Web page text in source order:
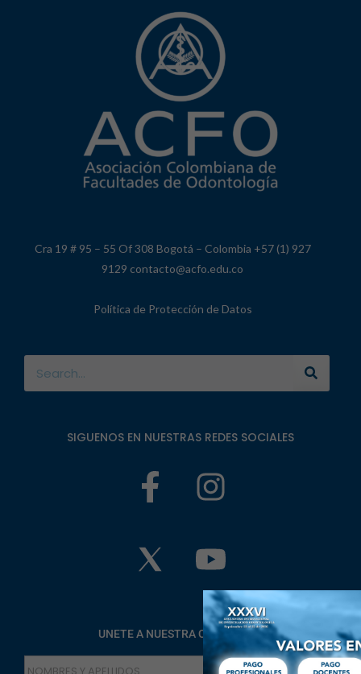
Cra 19 # 95 – 55 Of 308 Bogotá – Colombia +57 (1) 927
9129 contacto@acfo.edu.co
Política de Protección de Datos
SIGUENOS EN NUESTRAS REDES SOCIALES
UNETE A NUESTRA COMUNIDAD